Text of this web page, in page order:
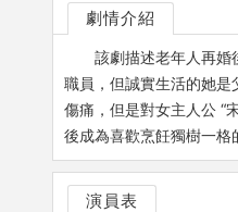
劇情介紹
該劇描述老年人再婚
職員，但誠實生活的她是
傷痛，但是對女主人公 “
後成為喜歡烹飪獨樹一格
演員表